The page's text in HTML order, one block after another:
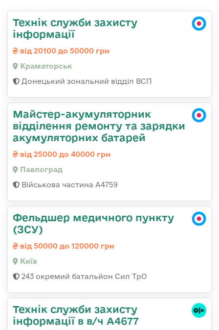
Технік служби захисту
інформації
від 20100 до 50000 грн
Краматорськ
Донецький зональний відділ ВСП
Майстер-акумуляторник
відділення ремонту та зарядки
акумуляторних батарей
від 25000 до 40000 грн
Павлоград
Військова частина А4759
Фельдшер медичного пункту
(ЗСУ)
від 50000 до 120000 грн
Київ
243 окремий батальйон Сил ТрО
Технік служби захисту
інформації в в/ч А4677